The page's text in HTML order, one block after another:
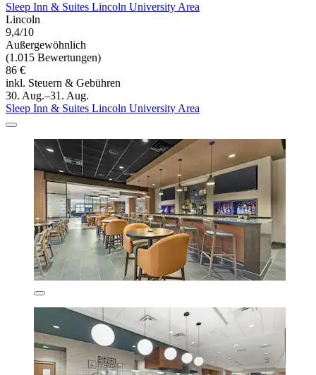
Sleep Inn & Suites Lincoln University Area
Lincoln
9,4/10
Außergewöhnlich
(1.015 Bewertungen)
86 €
inkl. Steuern & Gebühren
30. Aug.–31. Aug.
Sleep Inn & Suites Lincoln University Area